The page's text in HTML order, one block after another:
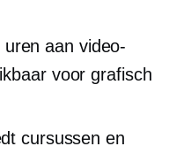
aan video-
voor grafisch
cursussen en